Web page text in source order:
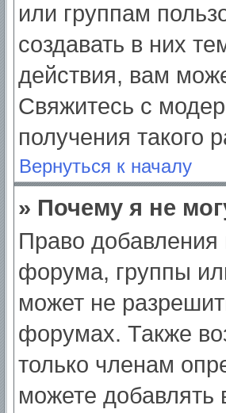
или группам
создавать в них
действия, вам
Свяжитесь с
получения такого
Вернуться к началу
» Почему я не
Право
форума, группы
может не
форумах. Также
только членам
можете добавлять